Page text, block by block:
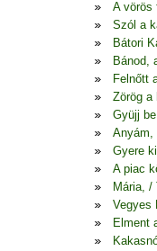
A vörös
Szól a
Bátori
Bánod,
Felnőtt
Zörög a
Gyüjj
Anyám,
Gyere
A piac
Mária, /
Vegyes
Elment